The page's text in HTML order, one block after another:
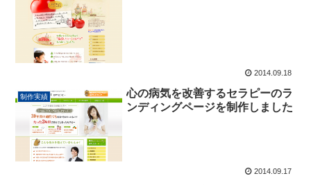
2014.09.18
制作実績
心の病気を改善するセラピーのラ
ンディングページを制作しました
2014.09.17